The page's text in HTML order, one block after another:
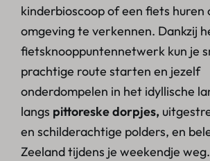
kinderbioscoop of een fiets huren
omgeving te verkennen. Dankzij
fietsknooppuntennetwerk kun je
prachtige route starten en jezelf
onderdompelen in het idyllische
langs pittoreske dorpjes,
en schilderachtige polders, en
Zeeland tijdens je weekendje